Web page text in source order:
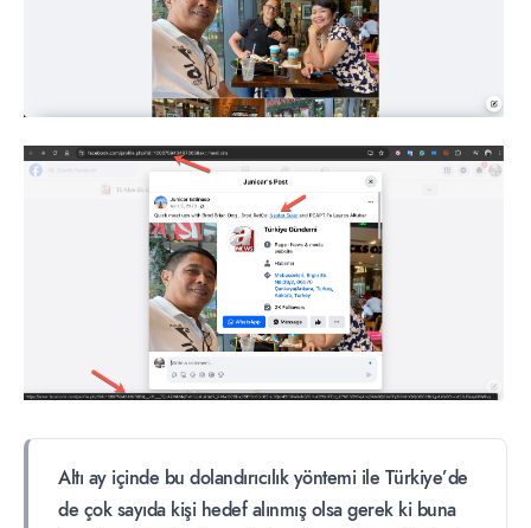
Altı ay içinde bu dolandırıcılık yöntemi ile Türkiye’de
de çok sayıda kişi hedef alınmış olsa gerek ki buna